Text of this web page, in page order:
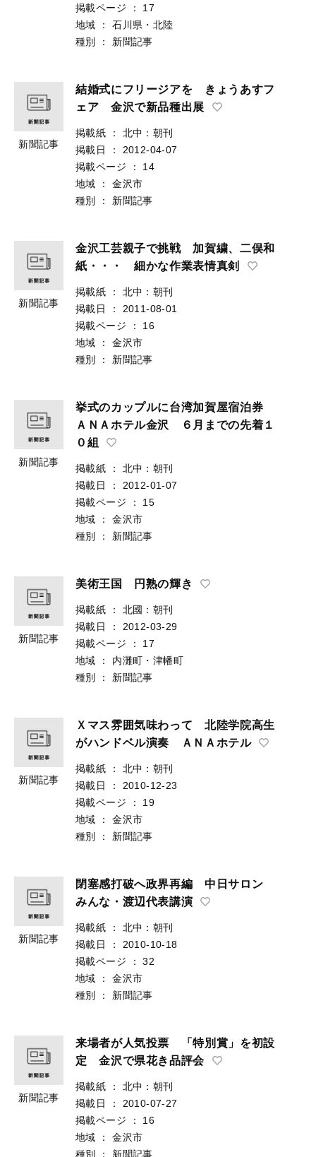
掲載ページ
：
17
地域
：
石川県・北陸
種別
： 新聞記事
新聞記事
結婚式にフリージアを きょうあすフ
ェア 金沢で新品種出展
掲載紙 ：
北中：朝刊
掲載日
：
2012-04-07
掲載ページ
：
14
地域
：
金沢市
種別
： 新聞記事
新聞記事
金沢工芸親子で挑戦 加賀繍、二俣和
紙・・・ 細かな作業表情真剣
掲載紙 ：
北中：朝刊
掲載日
：
2011-08-01
掲載ページ
：
16
地域
：
金沢市
種別
： 新聞記事
新聞記事
挙式のカップルに台湾加賀屋宿泊券
ＡＮＡホテル金沢 ６月までの先着１
０組
掲載紙 ：
北中：朝刊
掲載日
：
2012-01-07
掲載ページ
：
15
地域
：
金沢市
種別
： 新聞記事
新聞記事
美術王国 円熟の輝き
掲載紙 ：
北國：朝刊
掲載日
：
2012-03-29
掲載ページ
：
17
地域
：
内灘町・津幡町
種別
： 新聞記事
新聞記事
Ｘマス雰囲気味わって 北陸学院高生
がハンドベル演奏 ＡＮＡホテル
掲載紙 ：
北中：朝刊
掲載日
：
2010-12-23
掲載ページ
：
19
地域
：
金沢市
種別
： 新聞記事
新聞記事
閉塞感打破へ政界再編 中日サロン
みんな・渡辺代表講演
掲載紙 ：
北中：朝刊
掲載日
：
2010-10-18
掲載ページ
：
32
地域
：
金沢市
種別
： 新聞記事
新聞記事
来場者が人気投票 「特別賞」を初設
定 金沢で県花き品評会
掲載紙 ：
北中：朝刊
掲載日
：
2010-07-27
掲載ページ
：
16
地域
：
金沢市
種別
： 新聞記事